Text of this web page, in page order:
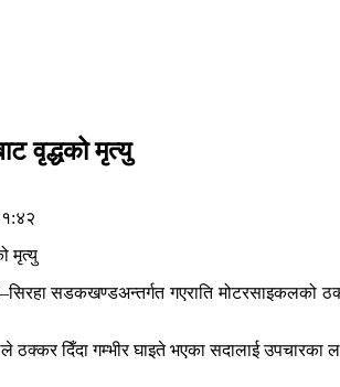
वृद्धको मृत्यु
सडकखण्डअन्तर्गत गएराति
दिँदा गम्भीर घाइते भएका सदालाई उपचारका